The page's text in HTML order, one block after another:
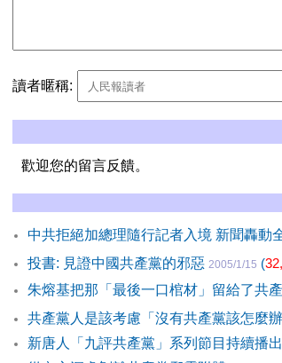
讀者暱稱:
歡迎您的留言反饋。
中共拒絕加總理隨行記者入境 新聞轟動
投書: 見證中國共產黨的邪惡 2005/1/15 (
朱熔基把那「最後一口棺材」留給了共產
共產黨人是該考慮「沒有共產黨該怎麼
新唐人「九評共產黨」系列節目持續播出